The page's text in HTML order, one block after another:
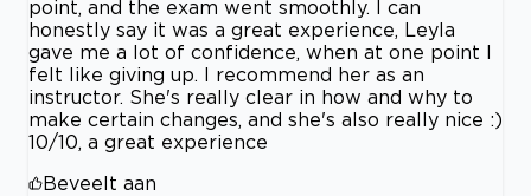
point, and the exam went smoothly. I can
honestly say it was a great experience, Leyla
gave me a lot of confidence, when at one point I
felt like giving up. I recommend her as an
instructor. She's really clear in how and why to
make certain changes, and she's also really nice :)
10/10, a great experience
Beveelt aan